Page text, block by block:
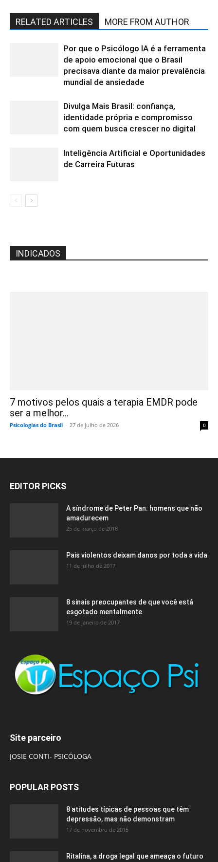
RELATED ARTICLES MORE FROM AUTHOR
Por que o Psicólogo IA é a ferramenta
de apoio emocional que o Brasil
precisava diante da maior prevalência
mundial de ansiedade
Divulga Mais Brasil: confiança,
identidade própria e compromisso
com quem busca crescer no digital
Inteligência Artificial e Oportunidades
de Carreira Futuras
INDICADOS
7 motivos pelos quais a terapia EMDR pode
ser a melhor...
Psicologias do Brasil - 27 de julho de 2026 0
EDITOR PICKS
A síndrome de Peter Pan: homens que não
amadurecem
25 de março de 2018
Pais violentos deixam danos por toda a vida
11 de julho de 2017
8 sinais preocupantes de que você está
esgotado mentalmente
19 de janeiro de 2017
Site parceiro
JOSIE CONTI- PSICÓLOGA
POPULAR POSTS
8 atitudes típicas de pessoas que têm
depressão, mas não demonstram
17 de novembro de 2015
Ritalina, a droga legal que ameaça o futuro